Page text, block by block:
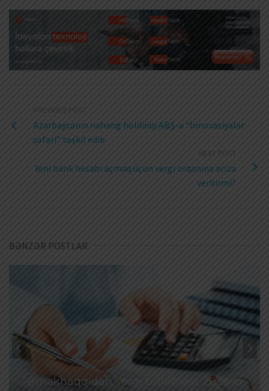
PREVIOUS POST
Azərbaycanın nəhəng holdinqi ABŞ-a “İnnovasiyalar
səfəri” təşkil edib
NEXT POST
Yeni bank hesabı açmaq üçün vergi orqanına ərizə
verilirmi?
BƏNZƏR POSTLAR
Əməkhaqqıdan vergi tutulması: 2026-cı